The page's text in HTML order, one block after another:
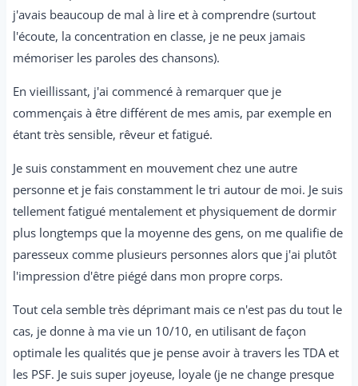
j'avais beaucoup de mal à lire et à comprendre (surtout
l'écoute, la concentration en classe, je ne peux jamais
mémoriser les paroles des chansons).
En vieillissant, j'ai commencé à remarquer que je
commençais à être différent de mes amis, par exemple en
étant très sensible, rêveur et fatigué.
Je suis constamment en mouvement chez une autre
personne et je fais constamment le tri autour de moi. Je suis
tellement fatigué mentalement et physiquement de dormir
plus longtemps que la moyenne des gens, on me qualifie de
paresseux comme plusieurs personnes alors que j'ai plutôt
l'impression d'être piégé dans mon propre corps.
Tout cela semble très déprimant mais ce n'est pas du tout le
cas, je donne à ma vie un 10/10, en utilisant de façon
optimale les qualités que je pense avoir à travers les TDA et
les PSF. Je suis super joyeuse, loyale (je ne change presque